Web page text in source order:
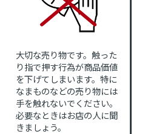
大切な売り物です。触った
り指で押す行為が商品価値
を下げてしまいます。特に
なまものなどの売り物には
手を触れないでください。
必要なときはお店の人に聞
きましょう。